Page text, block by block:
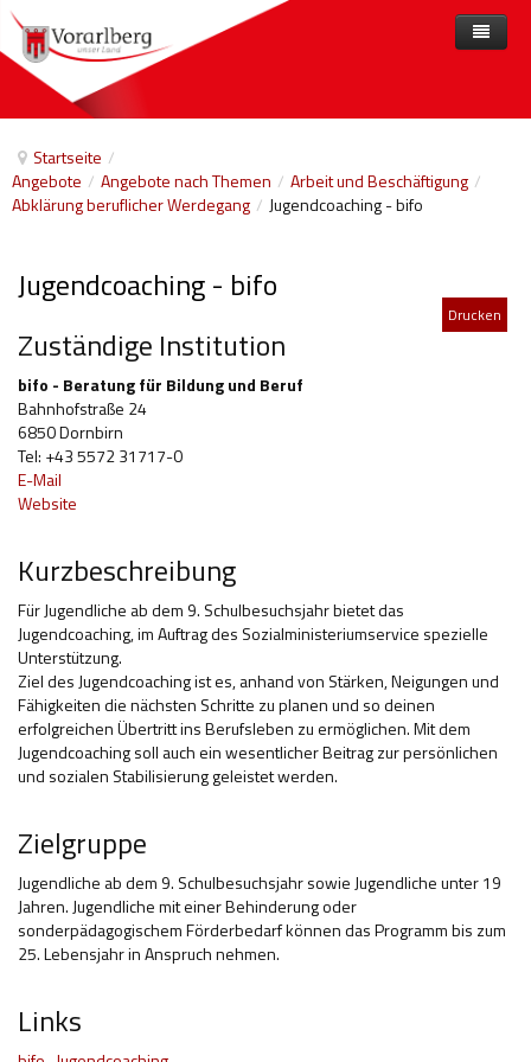
Startseite /
Angebote / Angebote nach Themen / Arbeit und Beschäftigung /
Abklärung beruflicher Werdegang / Jugendcoaching - bifo
Jugendcoaching - bifo
Drucken
Zuständige Institution
bifo - Beratung für Bildung und Beruf
Bahnhofstraße 24
6850 Dornbirn
Tel: +43 5572 31717-0
E-Mail
Website
Kurzbeschreibung
Für Jugendliche ab dem 9. Schulbesuchsjahr bietet das
Jugendcoaching, im Auftrag des Sozialministeriumservice spezielle
Unterstützung.
Ziel des Jugendcoaching ist es, anhand von Stärken, Neigungen und
Fähigkeiten die nächsten Schritte zu planen und so deinen
erfolgreichen Übertritt ins Berufsleben zu ermöglichen. Mit dem
Jugendcoaching soll auch ein wesentlicher Beitrag zur persönlichen
und sozialen Stabilisierung geleistet werden.
Zielgruppe
Jugendliche ab dem 9. Schulbesuchsjahr sowie Jugendliche unter 19
Jahren. Jugendliche mit einer Behinderung oder
sonderpädagogischem Förderbedarf können das Programm bis zum
25. Lebensjahr in Anspruch nehmen.
Links
Home
Angebote nach Themen
Barrierefreiheit
Freizeit
Gesetze und Verordnungen
Gesetzliche Vertretungen
Gesundheitliche Rehabilitation
Hilfsmittel und Heilbehelfe
Kindheit und Jugend
Selbsthilfe und Selbstvertretung
Pflege, Pflegende Angehörige
Unterstützung, Beratung, Assistenz
Anbieter
Veranstaltungen